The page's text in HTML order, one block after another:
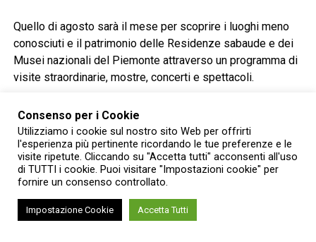
Quello di agosto sarà il mese per scoprire i luoghi meno
conosciuti e il patrimonio delle Residenze sabaude e dei
Musei nazionali del Piemonte attraverso un programma di
visite straordinarie, mostre, concerti e spettacoli.
Tra gli appuntamenti
l’apertura degli appartamenti normalmente chiusi
del Castello di Racconigi (CN)
i nuovi percorsi del Forte di Gavi (AL)
il Concerto al tramonto nell’area archeologica di
Libarna (AL)
Consenso per i Cookie
Utilizziamo i cookie sul nostro sito Web per offrirti
l'esperienza più pertinente ricordando le tue preferenze e le
visite ripetute. Cliccando su "Accetta tutti" acconsenti all'uso
di TUTTI i cookie. Puoi visitare "Impostazioni cookie" per
fornire un consenso controllato.
Impostazione Cookie Accetta Tutti